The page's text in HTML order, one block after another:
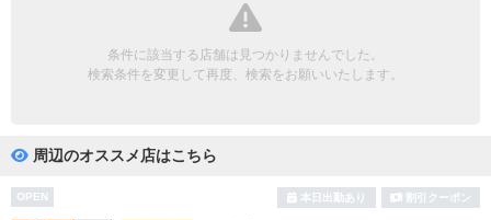
団体様歓迎
ペアルームあり
フットバスあり 岩盤浴あり
条件に該当する店舗は見つかりませんでした。
検索条件を変更して再度、検索をお願いいたします。
周辺のオススメ店はこちら
OPEN 本日出勤あり 割引クーポン